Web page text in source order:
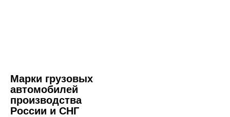
Марки грузовых
автомобилей
производства
России и СНГ